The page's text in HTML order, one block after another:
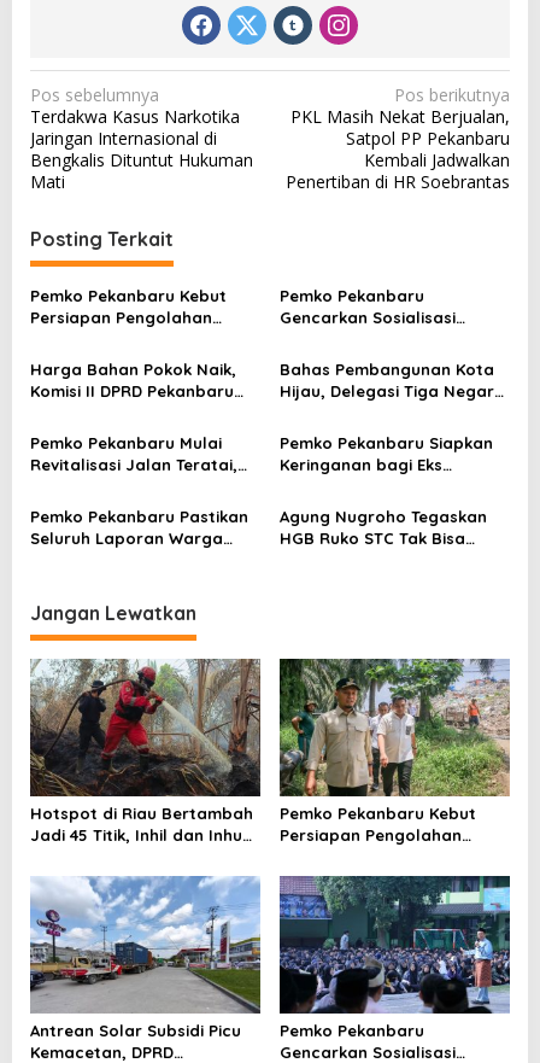
N
a
v
i
g
a
s
i
p
o
s
Pos sebelumnya
Terdakwa Kasus Narkotika
Jaringan Internasional di
Bengkalis Dituntut Hukuman
Mati
Pos berikutnya
PKL Masih Nekat Berjualan,
Satpol PP Pekanbaru
Kembali Jadwalkan
Penertiban di HR Soebrantas
Posting Terkait
Pemko Pekanbaru Kebut
Persiapan Pengolahan
TPA Muara Fajar II
Pemko Pekanbaru
Gencarkan Sosialisasi
Kalangan Pelajar
Harga Bahan Pokok Naik,
Komisi II DPRD Pekanbaru
Ketahanan Pangan
Bahas Pembangunan Kota
Hijau, Delegasi Tiga Negara
Pemko Pekanbaru Mulai
Revitalisasi Jalan Teratai,
Prioritas
Pemko Pekanbaru Siapkan
Keringanan bagi Eks
Pemko Pekanbaru Pastikan
Seluruh Laporan Warga
Agung Nugroho Tegaskan
HGB Ruko STC Tak Bisa
Jangan Lewatkan
Hotspot di Riau Bertambah
Jadi 45 Titik, Inhil dan Inhu
Pemko Pekanbaru Kebut
Persiapan Pengolahan
TPA Muara Fajar II
Antrean Solar Subsidi Picu
Kemacetan, DPRD
Pemko Pekanbaru
Gencarkan Sosialisasi